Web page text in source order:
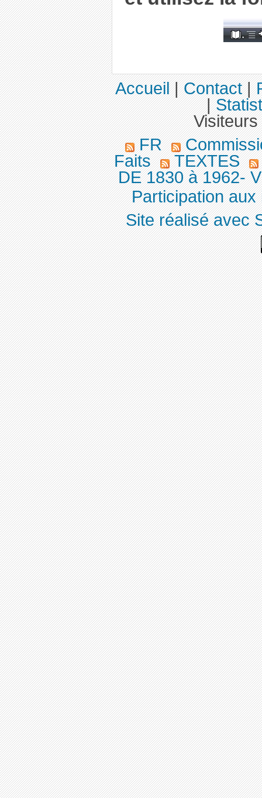
Accueil|Contact|
|
FR
Faits
TEXTES
DE 1830 à 1962-
Participation
Site réalisé avec